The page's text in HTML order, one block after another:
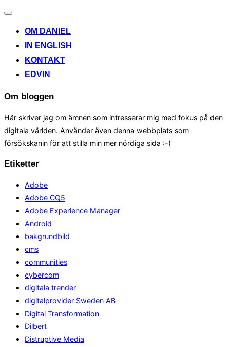
Toggle
OM DANIEL
IN ENGLISH
KONTAKT
EDVIN
Om bloggen
Här skriver jag om ämnen som intresserar mig med fokus på den
digitala världen. Använder även denna webbplats som
försökskanin för att stilla min mer nördiga sida :-)
Etiketter
Adobe
Adobe CQ5
Adobe Experience Manager
Android
bakgrundbild
cms
communities
cybercom
digitala trender
digitalprovider Sweden AB
Digital Transformation
Dilbert
Distruptive Media